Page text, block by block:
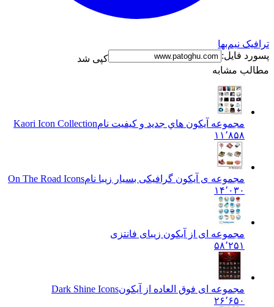
ترافیک نیم‌بها
پسورد فایل:
کپی شد
مطالب مشابه
مجموعه آيکون هاي جديد و کيفيت نامKaori Icon Collection
۱۱٬۸۵۸
مجموعه ی آیکون گرافیکی بسیار زیبا نامOn The Road Icons
۱۴٬۰۳۰
مجموعه ای از آیکون زیبای فانتزی
۵۸٬۲۵۱
مجموعه ای فوق العاده از آیکونDark Shine Icons
۲۶٬۶۵۰